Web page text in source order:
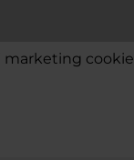
marketing cookie